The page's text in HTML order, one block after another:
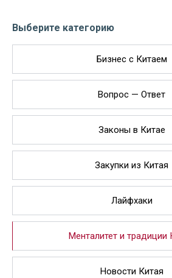
Выберите категорию
Бизнес с Китаем
Вопрос — Ответ
Законы в Китае
Закупки из Китая
Лайфхаки
Менталитет и традиции
Новости Китая